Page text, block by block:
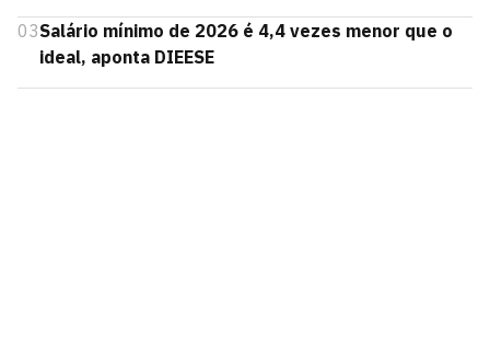
03Salário mínimo de 2026 é 4,4 vezes menor que o
ideal, aponta DIEESE